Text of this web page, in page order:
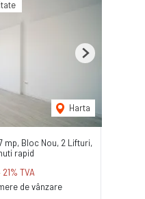
Harta
Next
mp, Bloc Nou, 2 Lifturi,
rapid
21% TVA
de vânzare